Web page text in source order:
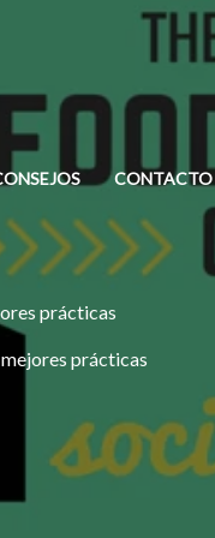
CONTACTO
prácticas
prácticas